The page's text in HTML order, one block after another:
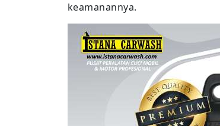
keamanannya.